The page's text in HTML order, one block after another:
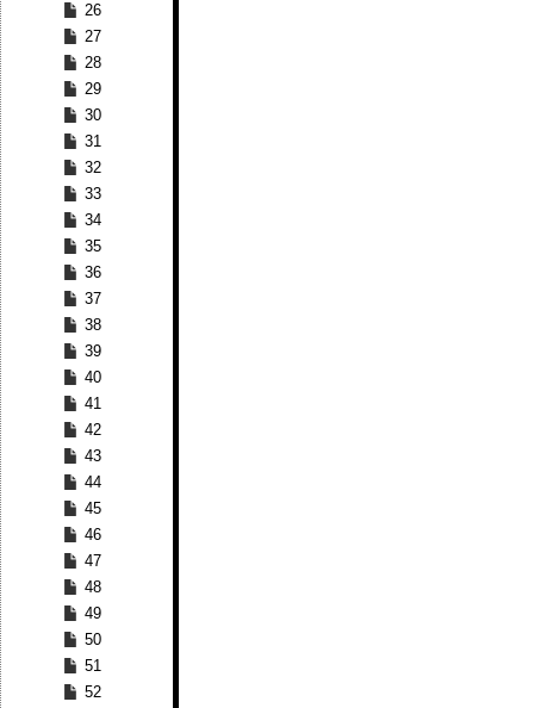
26
27
28
29
30
31
32
33
34
35
36
37
38
39
40
41
42
43
44
45
46
47
48
49
50
51
52